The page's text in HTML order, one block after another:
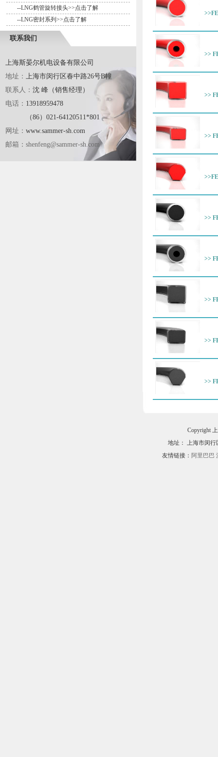
--LNG鹤管旋转接头>>点击了解
--LNG密封系列>>点击了解
联系我们
上海斯晏尔机电设备有限公司
地址： 上海市闵行区春中路26号B幢
联系人： 沈 峰（销售经理）
电话： 13918959478
（86）021-64120511*801
网址： www.sammer-sh.com
邮箱： shenfeng@sammer-sh.com
>>
>>
>>
>>
>>
>>
>>
>>
Copyright
地址： 上海市闵行
友情链接： 阿里巴巴